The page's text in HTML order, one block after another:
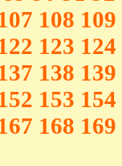
108 109
123 124
138 139
153 154
168 169